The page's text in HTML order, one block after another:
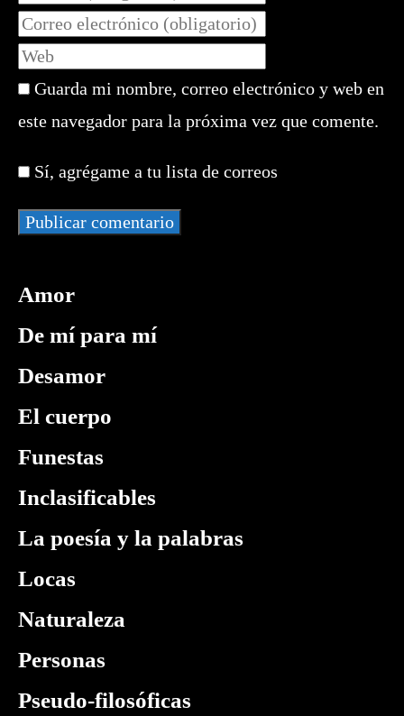
tu
nombre
o
de
usuario
comentar
Introduce
tu
dirección
de
electrónico
comentar
Introduce
la
URL
de
web
(opcional)
Guarda mi nombre, correo electrónico y web en
este navegador para la próxima vez que comente.
Sí, agrégame a tu lista de correos
Amor
De mí para mí
Desamor
El cuerpo
Funestas
Inclasificables
La poesía y la palabras
Locas
Naturaleza
Personas
Pseudo-filosóficas